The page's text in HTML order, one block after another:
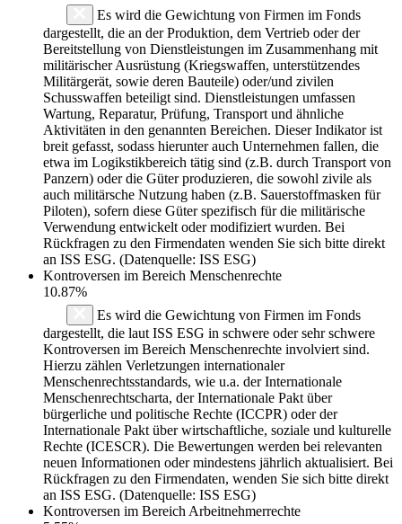
Es wird die Gewichtung von Firmen im Fonds
dargestellt, die an der Produktion, dem Vertrieb oder der
Bereitstellung von Dienstleistungen im Zusammenhang mit
militärischer Ausrüstung (Kriegswaffen, unterstützendes
Militärgerät, sowie deren Bauteile) oder/und zivilen
Schusswaffen beteiligt sind. Dienstleistungen umfassen
Wartung, Reparatur, Prüfung, Transport und ähnliche
Aktivitäten in den genannten Bereichen. Dieser Indikator ist
breit gefasst, sodass hierunter auch Unternehmen fallen, die
etwa im Logikstikbereich tätig sind (z.B. durch Transport von
Panzern) oder die Güter produzieren, die sowohl zivile als
auch militärsche Nutzung haben (z.B. Sauerstoffmasken für
Piloten), sofern diese Güter spezifisch für die militärische
Verwendung entwickelt oder modifiziert wurden. Bei
Rückfragen zu den Firmendaten wenden Sie sich bitte direkt
an ISS ESG. (Datenquelle: ISS ESG)
Kontroversen im Bereich Menschenrechte
10.87%
Es wird die Gewichtung von Firmen im Fonds
dargestellt, die laut ISS ESG in schwere oder sehr schwere
Kontroversen im Bereich Menschenrechte involviert sind.
Hierzu zählen Verletzungen internationaler
Menschenrechtsstandards, wie u.a. der Internationale
Menschenrechtscharta, der Internationale Pakt über
bürgerliche und politische Rechte (ICCPR) oder der
Internationale Pakt über wirtschaftliche, soziale und kulturelle
Rechte (ICESCR). Die Bewertungen werden bei relevanten
neuen Informationen oder mindestens jährlich aktualisiert. Bei
Rückfragen zu den Firmendaten, wenden Sie sich bitte direkt
an ISS ESG. (Datenquelle: ISS ESG)
Kontroversen im Bereich Arbeitnehmerrechte